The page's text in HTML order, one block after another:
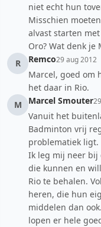
niet echt hun
Misschien
alvast starten
Oro? Wat denk je
R
Remco29 aug 2012
Marcel, goed om
het daar in Rio.
M
Marcel Smouter
Vanuit het
Badminton vrij
problematiek ligt.
Ik leg mij neer bij
die kunnen en
Rio te behalen.
heren, die hun
middelen dan
lopen er hele